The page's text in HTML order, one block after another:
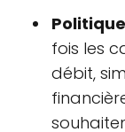
fois les
débit,